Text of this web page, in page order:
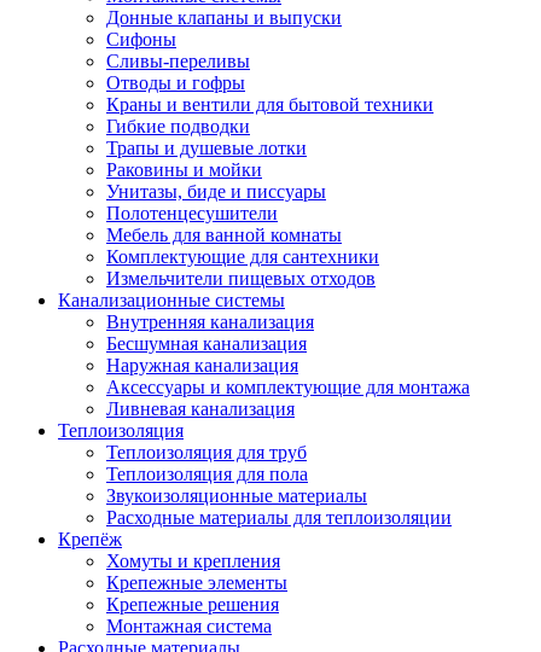
Донные клапаны и выпуски
Сифоны
Сливы-переливы
Отводы и гофры
Краны и вентили для бытовой техники
Гибкие подводки
Трапы и душевые лотки
Раковины и мойки
Унитазы, биде и писсуары
Полотенцесушители
Мебель для ванной комнаты
Комплектующие для сантехники
Измельчители пищевых отходов
Канализационные системы
Внутренняя канализация
Бесшумная канализация
Наружная канализация
Аксессуары и комплектующие для монтажа
Ливневая канализация
Теплоизоляция
Теплоизоляция для труб
Теплоизоляция для пола
Звукоизоляционные материалы
Расходные материалы для теплоизоляции
Крепёж
Хомуты и крепления
Крепежные элементы
Крепежные решения
Монтажная система
Расходные материалы